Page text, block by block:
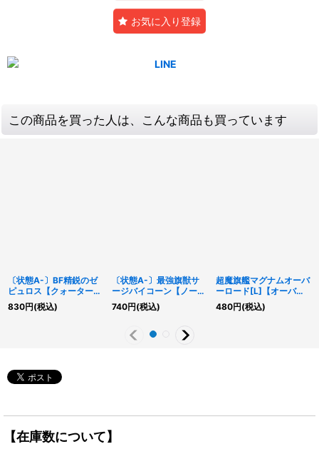
お気に入り登録
この商品を買った人は、こんな商品も買っています
〔状態A-〕BF精鋭のゼ
ピュロス【クォーターセ
ンチュリーシークレッ
ト】{QCCP-JP130}
830円(税込)
〔状態A-〕最強旗獣サ
ージバイコーン【ノーマ
ルパラレル】
{RD/G001-JPB01}
740円(税込)
超魔旗艦マグナムオーバ
ーロード[L]【オーバー
ラッシュレア】
{RD/VSP1-JP007}
480円(税込)
【在庫数について】